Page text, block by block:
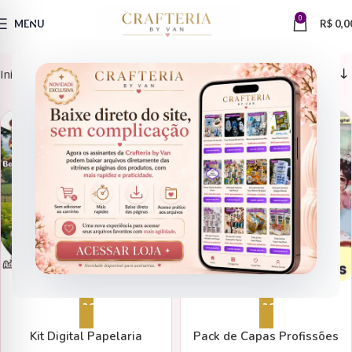
MENU 0 R$
Início Produtos marcados com a tag “profissões”
KITS DIGITAIS
Adicionar ao carrinho
Kit Digital Papelaria
AGENDAS 2027
Adicionar ao carrinho
Pack de Capas Profissões